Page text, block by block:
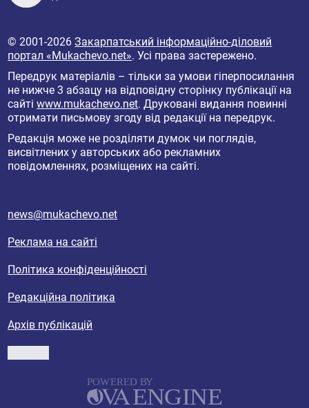
© 2001-2026Закарпатський інформаційно-діловий
портал «Mukachevo.net». Усі права застережено.
Передрук матеріалів – тільки за умови гіперпосилання
не нижче 3 абзацу на відповідну сторінку публікації на
сайтіwww.mukachevo.net. Друковані видання повинні
отримати письмову згоду від редакції на передрук.
Редакція може не розділяти думок чи поглядів,
висвітлених у авторських або рекламних
повідомленнях, розміщених на сайті.
news@mukachevo.net
Реклама на сайті
Політика конфіденційності
Редакційна політика
Архів публікацій